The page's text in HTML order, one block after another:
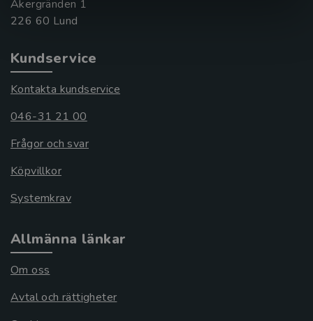
Åkergränden 1
Kundservice
Kontakta kundservice
046-31 21 00
Frågor och svar
Köpvillkor
Systemkrav
Allmänna länkar
Om oss
Avtal och rättigheter